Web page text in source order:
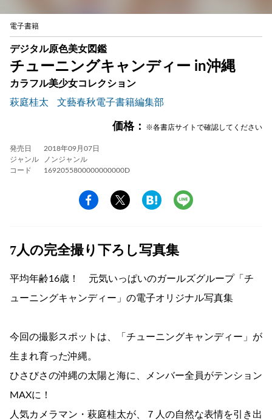
電子書籍
デジタル原色美女図鑑
チューニングキャンディー in沖縄
カラフル美少女コレクション
萩庭桂太
文藝春秋電子書籍編集部
価格： ※各書店サイトで確認してください
発売日
2018年09月07日
ジャンル
ノンジャンル
コード
1692055800000000000D
7人の完全撮り下ろし写真集
平均年齢16歳！ 元気いっぱいのガールズグループ「チ
ューニングキャンディー」の電子オリジナル写真集
今回の撮影スポットは、「チューニングキャンディー」が
生まれ育った沖縄。
ひさびさの沖縄の太陽と海に、メンバー全員がテンション
MAXに！
人気カメラマン・萩庭桂太が、７人の自然な表情を引き出